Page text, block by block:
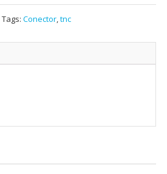
Tags: Conector,tnc